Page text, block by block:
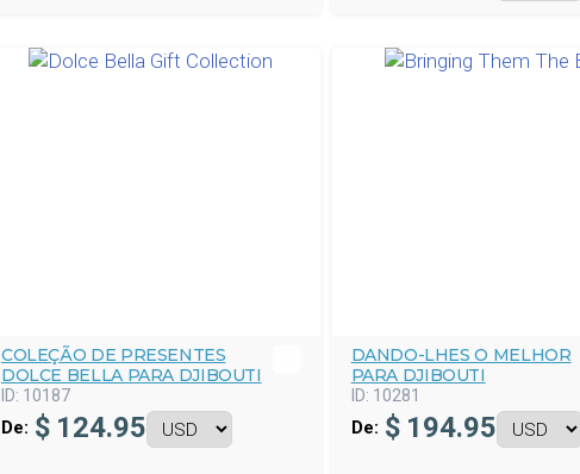
COLEÇÃO DE PRESENTES
DOLCE BELLA PARA DJIBOUTI
ID: 10187
De: $ 124.95
DANDO-LHES O MELHOR
PARA DJIBOUTI
ID: 10281
De: $ 194.95